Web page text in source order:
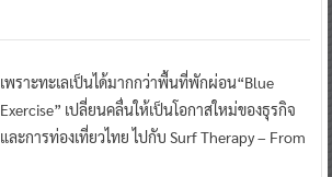
เพราะทะเลเป็นได้มากกว่าพื้นที่พักผ่อน“Blue
Exercise” เปลี่ยนคลื่นให้เป็นโอกาสใหม่ของธุรกิจ
และการท่องเที่ยวไทย ไปกับ Surf Therapy – From